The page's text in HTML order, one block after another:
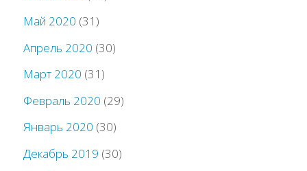
Май 2020 (31)
Апрель 2020 (30)
Март 2020 (31)
Февраль 2020 (29)
Январь 2020 (30)
Декабрь 2019 (30)